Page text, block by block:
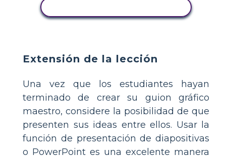
Extensión de la lección
Una vez que los estudiantes hayan
terminado de crear su guion gráfico
maestro, considere la posibilidad de que
presenten sus ideas entre ellos. Usar la
función de presentación de diapositivas
o PowerPoint es una excelente manera